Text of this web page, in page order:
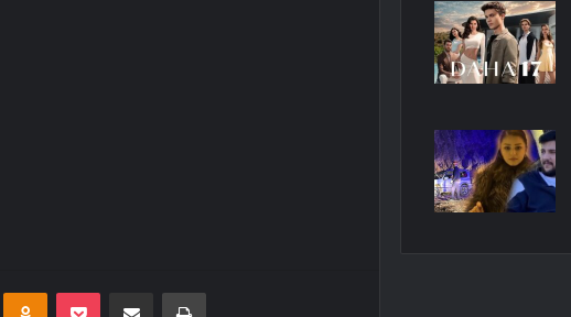
Odnoklassniki
Pocket E-Posta ile paylaş Yazdır